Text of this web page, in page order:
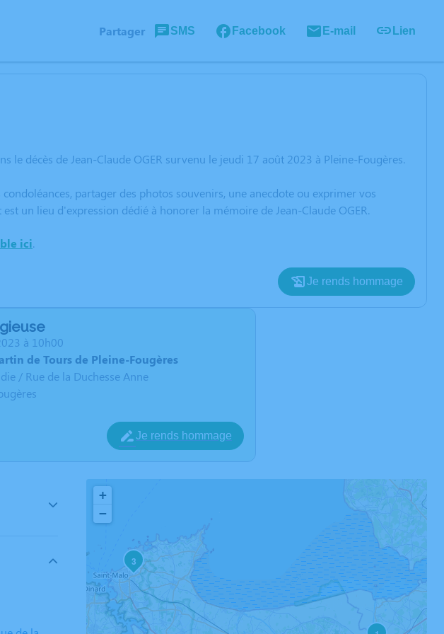
Partager SMS Facebook E-mail Lien
le décès de Jean-Claude OGER survenu le jeudi 17 août 2023 à Pleine-Fougères.
partager des photos souvenirs, une anecdote ou exprimer vos
un lieu d'expression dédié à honorer la mémoire de Jean-Claude OGER.
ici.
Je rends hommage
à 10h00
de Tours de Pleine-Fougères
/ Rue de la Duchesse Anne
Je rends hommage
3
+
−